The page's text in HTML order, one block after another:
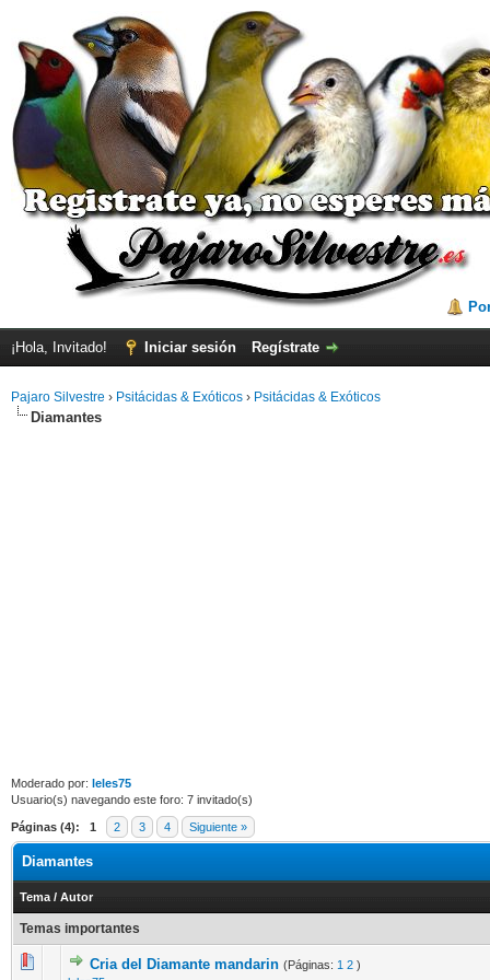
¡Hola, Invitado! Iniciar sesión Regístrate
Pajaro Silvestre › Psitácidas & Exóticos › Psitácidas & Exóticos
Diamantes
Moderado por: leles75
Usuario(s) navegando este foro: 7 invitado(s)
Páginas (4): 1 2 3 4 Siguiente »
Diamantes
Tema / Autor
Temas importantes
Cria del Diamante mandarin (Páginas: 1 2 )
16 voto(s) - Media 3.25 de 5
1 2345